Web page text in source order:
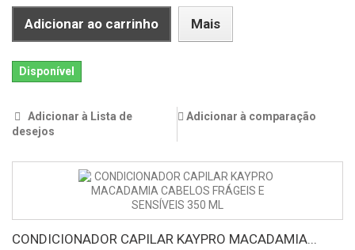
Adicionar ao carrinho Mais
Disponível
Adicionar à Lista de
desejos
Adicionar à comparação
CONDICIONADOR CAPILAR KAYPRO MACADAMIA...